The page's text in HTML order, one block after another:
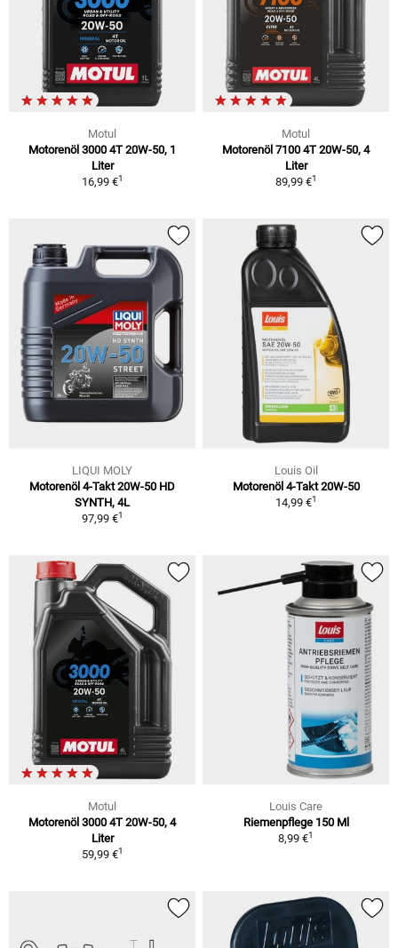
Motul
Motorenöl 3000 4T 20W-50, 1
Liter
16,99 €1
Motul
Motorenöl 7100 4T 20W-50, 4
Liter
89,99 €1
LIQUI MOLY
Motorenöl 4-Takt 20W-50 HD
SYNTH, 4L
97,99 €1
Louis Oil
Motorenöl 4-Takt 20W-50
14,99 €1
Motul
Motorenöl 3000 4T 20W-50, 4
Liter
59,99 €1
Louis Care
Riemenpflege 150 Ml
8,99 €1